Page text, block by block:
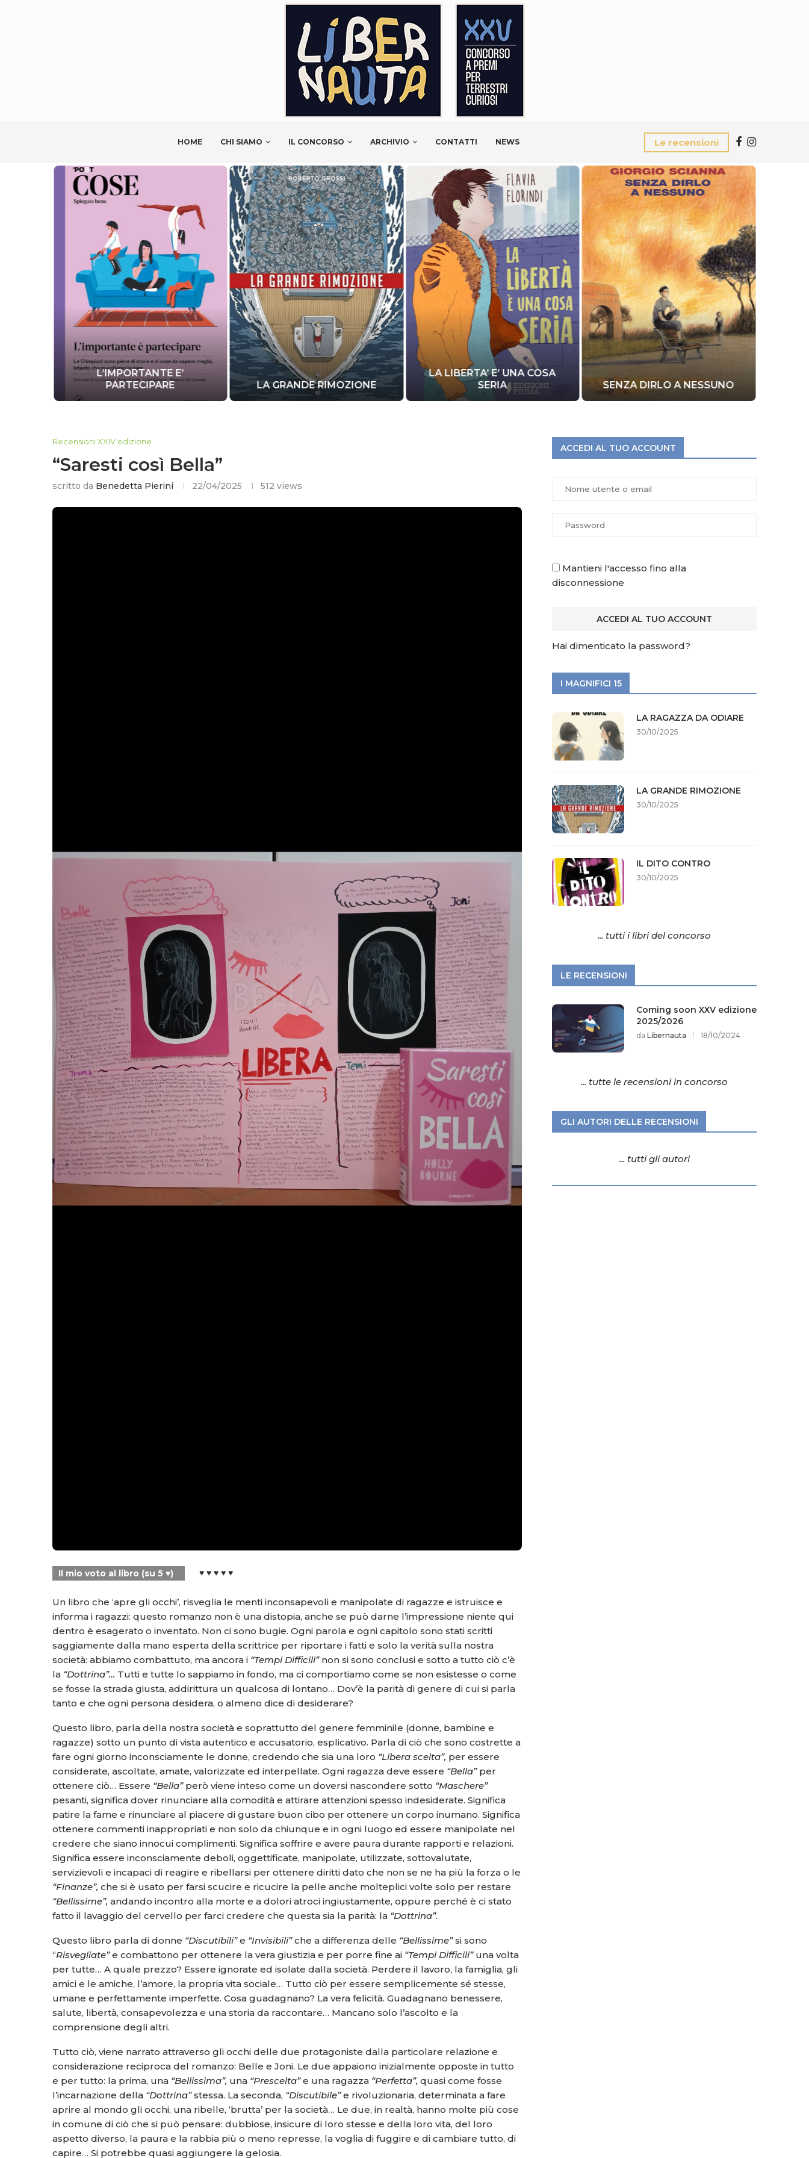
HOME CHI SIAMO IL CONCORSO ARCHIVIO CONTATTI NEWS Le recensioni
L’IMPORTANTE E’
PARTECIPARE
LA GRANDE RIMOZIONE
LA LIBERTA’ E’ UNA COSA
SERIA
SENZA DIRLO A NESSUNO
Recensioni XXIV edizione
“Saresti così Bella”
scritto da Benedetta Pierini 22/04/2025 512 views
Il mio voto al libro (su 5 ♥) ♥ ♥ ♥ ♥ ♥
Un libro che ‘apre gli occhi’, risveglia le menti inconsapevoli e manipolate di ragazze e istruisce e
informa i ragazzi: questo romanzo non è una distopia, anche se può darne l’impressione niente qui
dentro è esagerato o inventato. Non ci sono bugie. Ogni parola e ogni capitolo sono stati scritti
saggiamente dalla mano esperta della scrittrice per riportare i fatti e solo la verità sulla nostra
società: abbiamo combattuto, ma ancora i “Tempi Difficili” non si sono conclusi e sotto a tutto ciò c’è
la “Dottrina”… Tutti e tutte lo sappiamo in fondo, ma ci comportiamo come se non esistesse o come
se fosse la strada giusta, addirittura un qualcosa di lontano… Dov’è la parità di genere di cui si parla
tanto e che ogni persona desidera, o almeno dice di desiderare?
Questo libro, parla della nostra società e soprattutto del genere femminile (donne, bambine e
ragazze) sotto un punto di vista autentico e accusatorio, esplicativo. Parla di ciò che sono costrette a
fare ogni giorno inconsciamente le donne, credendo che sia una loro “Libera scelta”, per essere
considerate, ascoltate, amate, valorizzate ed interpellate. Ogni ragazza deve essere “Bella”per
ottenere ciò… Essere “Bella”però viene inteso come un doversi nascondere sotto “Maschere”
pesanti, significa dover rinunciare alla comodità e attirare attenzioni spesso indesiderate. Significa
patire la fame e rinunciare al piacere di gustare buon cibo per ottenere un corpo inumano. Significa
ottenere commenti inappropriati e non solo da chiunque e in ogni luogo ed essere manipolate nel
credere che siano innocui complimenti. Significa soffrire e avere paura durante rapporti e relazioni.
Significa essere inconsciamente deboli, oggettificate, manipolate, utilizzate, sottovalutate,
servizievoli e incapaci di reagire e ribellarsi per ottenere diritti dato che non se ne ha più la forza o le
“Finanze”, che si è usato per farsi scucire e ricucire la pelle anche molteplici volte solo per restare
“Bellissime”, andando incontro alla morte e a dolori atroci ingiustamente, oppure perché è ci stato
fatto il lavaggio del cervello per farci credere che questa sia la parità: la “Dottrina”.
Questo libro parla di donne “Discutibili”e “Invisibili”che a differenza delle “Bellissime”si sono
“Risvegliate”e combattono per ottenere la vera giustizia e per porre fine ai “Tempi Difficili” una volta
per tutte… A quale prezzo? Essere ignorate ed isolate dalla società. Perdere il lavoro, la famiglia, gli
amici e le amiche, l’amore, la propria vita sociale… Tutto ciò per essere semplicemente sé stesse,
umane e perfettamente imperfette. Cosa guadagnano? La vera felicità. Guadagnano benessere,
salute, libertà, consapevolezza e una storia da raccontare… Mancano solo l’ascolto e la
comprensione degli altri.
Tutto ciò, viene narrato attraverso gli occhi delle due protagoniste dalla particolare relazione e
considerazione reciproca del romanzo: Belle e Joni. Le due appaiono inizialmente opposte in tutto
e per tutto: la prima, una “Bellissima”, una “Prescelta”e una ragazza “Perfetta”, quasi come fosse
l’incarnazione della “Dottrina”stessa. La seconda, “Discutibile”e rivoluzionaria, determinata a fare
aprire al mondo gli occhi, una ribelle, ‘brutta’ per la società… Le due, in realtà, hanno molte più cose
in comune di ciò che si può pensare: dubbiose, insicure di loro stesse e della loro vita, del loro
aspetto diverso, la paura e la rabbia più o meno represse, la voglia di fuggire e di cambiare tutto, di
capire… Si potrebbe quasi aggiungere la gelosia.
ACCEDI AL TUO ACCOUNT
Mantieni l'accesso fino alla
disconnessione
Hai dimenticato la password?
I MAGNIFICI 15
LA RAGAZZA DA ODIARE
30/10/2025
LA GRANDE RIMOZIONE
30/10/2025
IL DITO CONTRO
30/10/2025
... tutti i libri del concorso
LE RECENSIONI
Coming soon XXV edizione
2025/2026
da Libernauta 18/10/2024
... tutte le recensioni in concorso
GLI AUTORI DELLE RECENSIONI
... tutti gli autori